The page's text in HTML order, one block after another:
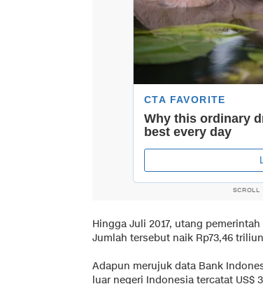
Hingga Juli 2017, utang
Jumlah tersebut naik Rp73,46
Adapun merujuk data Bank
luar negeri Indonesia tercatat US$